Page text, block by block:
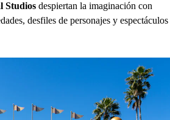
Studios despiertan la imaginación con
desfiles de personajes y espectáculos